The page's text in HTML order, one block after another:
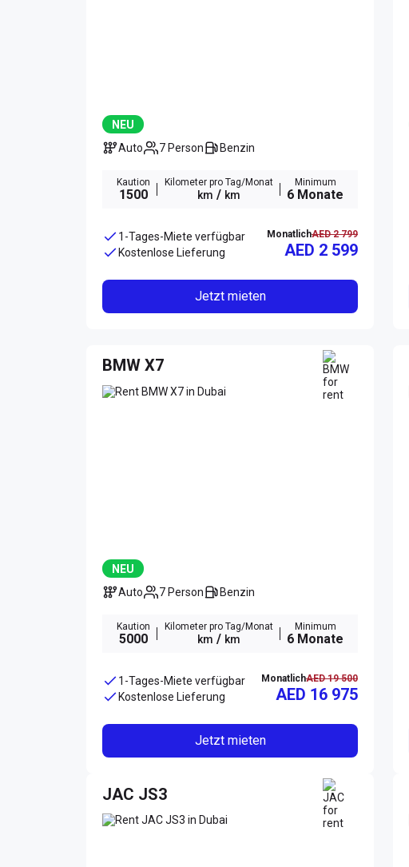
NEU
Auto
7 Person Benzin
Kaution
1500
Kilometer pro Tag/Monat
km / km
Minimum
6 Monate
1-Tages-Miete verfügbar
Kostenlose Lieferung
MonatlichAED 2 799
AED 2 599
Jetzt mieten
BMW X7
NEU
Auto
7 Person Benzin
Kaution
5000
Kilometer pro Tag/Monat
km / km
Minimum
6 Monate
1-Tages-Miete verfügbar
Kostenlose Lieferung
MonatlichAED 19 500
AED 16 975
Jetzt mieten
JAC JS3